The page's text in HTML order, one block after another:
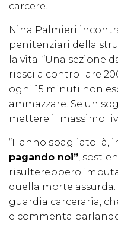
carcere.
Nina Palmieri
penitenziari della
la vita: “Una sezione
riesci a controllare
ogni 15 minuti non
ammazzare. Se un
mettere il massimo
“Hanno sbagliato là,
pagando noi”,
risulterebbero
quella morte
guardia carceraria,
e commenta